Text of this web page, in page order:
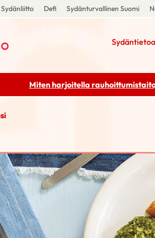
Sydänliitto Defi Sydänturvallinen Suomi
Sydäntietoa
Miten harjoitella